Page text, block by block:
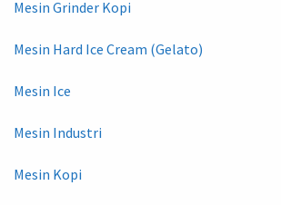
Mesin Grinder Kopi
Mesin Hard Ice Cream (Gelato)
Mesin Ice
Mesin Industri
Mesin Kopi